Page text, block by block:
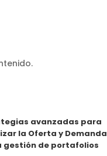
avanzadas para
la Oferta y Demanda
gestión de portafolios